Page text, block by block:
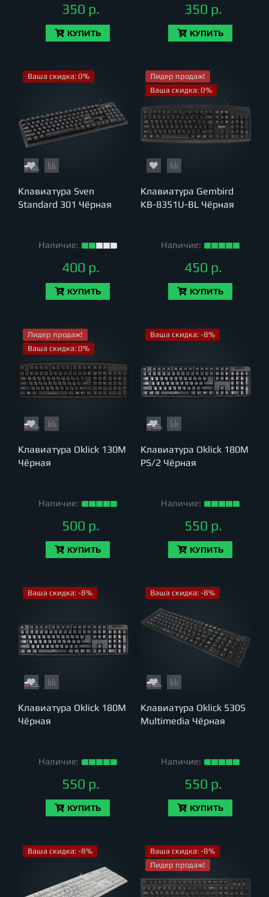
350 р.
КУПИТЬ
350 р.
КУПИТЬ
Ваша скидка: 0%
Клавиатура Sven
Standard 301 Чёрная
Наличие:
400 р.
КУПИТЬ
Лидер продаж!
Ваша скидка: 0%
Клавиатура Gembird
KB-8351U-BL Чёрная
Наличие:
450 р.
КУПИТЬ
Лидер продаж!
Ваша скидка: 0%
Клавиатура Oklick 130M
Чёрная
Наличие:
500 р.
КУПИТЬ
Ваша скидка: -8%
Клавиатура Oklick 180M
PS/2 Чёрная
Наличие:
550 р.
КУПИТЬ
Ваша скидка: -8%
Клавиатура Oklick 180M
Чёрная
Наличие:
550 р.
КУПИТЬ
Ваша скидка: -8%
Клавиатура Oklick 530S
Multimedia Чёрная
Наличие:
550 р.
КУПИТЬ
Ваша скидка: -8%
Ваша скидка: -8%
Лидер продаж!